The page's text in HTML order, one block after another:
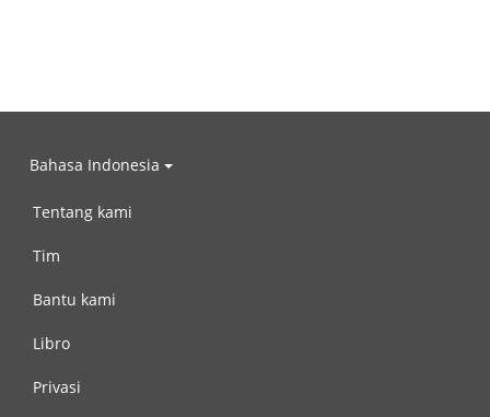
Bahasa Indonesia
Tentang kami
Tim
Bantu kami
Libro
Privasi